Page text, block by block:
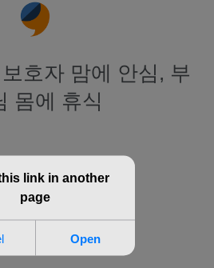
호자 맘에 안심, 부
몸에 휴식